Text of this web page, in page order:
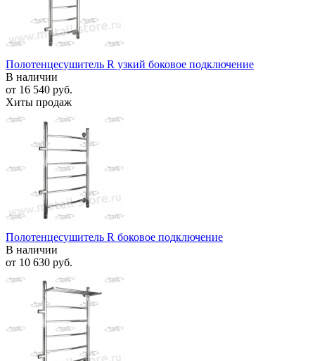
Полотенцесушитель R узкий боковое подключение
В наличии
от 16 540 руб.
Хиты продаж
Полотенцесушитель R боковое подключение
В наличии
от 10 630 руб.